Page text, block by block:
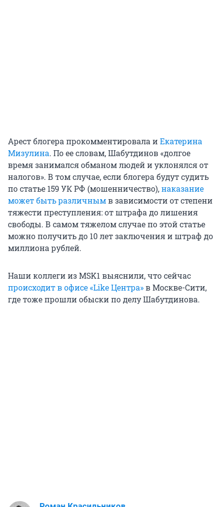
Арест блогера прокомментировала иЕкатерина
Мизулина. По ее словам, Шабутдинов «долгое
время занимался обманом людей и уклонялся от
налогов». В том случае, если блогера будут судить
по статье 159 УК РФ (мошенничество),наказание
может быть различнымв зависимости от степени
тяжести преступления: от штрафа до лишения
свободы. В самом тяжелом случае по этой статье
можно получить до 10 лет заключения и штраф до
миллиона рублей.
Наши коллеги из MSK1 выяснили, что сейчас
происходит в офисе «Like Центра»в Москве-Сити,
где тоже прошли обыски по делу Шабутдинова.